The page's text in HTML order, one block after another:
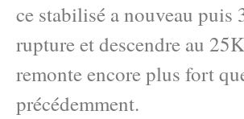
ce stabilisé a nouveau puis
rupture et descendre au
remonte encore plus fort
précédemment.